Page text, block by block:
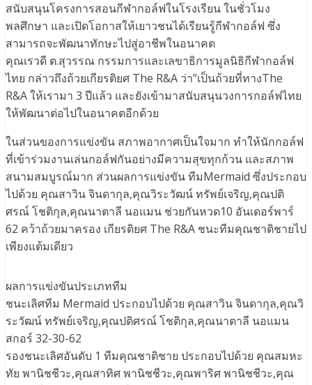
สนับสนุนโครงการสอนกีฬากอล์ฟในโรงเรียน ในชั่วโมง
พลศึกษา และเปิดโอกาสให้เยาวชนได้เรียนรู้กีฬากอล์ฟ ซึ่ง
สามารถจะพัฒนาทักษะไปสู่อาชีพในอนาคต
คุณเรวดี ต.สุวรรณ กรรมการและเลขาธิการมูลนิธิกีฬากอล์ฟ
ไทย กล่าวถึงถ้วยเกียรติยศ The R&A ว่า”เป็นถ้วยที่ทางThe
R&A ให้เรามา 3 ปีแล้ว และยังเข้ามาสนับสนุนวงการกอล์ฟไทย
ให้พัฒนาต่อไปในอนาคตอีกด้วย
ในส่วนของการแข่งขัน สภาพอากาศเป็นใจมาก ทำให้นักกอล์ฟ
ที่เข้าร่วมงานเล่นกอล์ฟกันอย่างมีความสุขทุกก้วน และสภาพ
สนามสมบูรณ์มาก ส่วนผลการแข่งขัน ทีมMermaid ซึ่งประกอบ
ไปด้วย คุณสาวิน จินดากุล,คุณวิระวัฒน์ ทรัพย์เจริญ,คุณปติ
ศรณ์ โชติกุล,คุณนาตาลี นอแมน ช่วยกันหวด10 อันเดอร์พาร์
62 คว้าถ้วยมาครอง เกียรติยศ The R&A ชนะทีมคุณชาติชายไป
เพียงแต้มเดียว
ผลการแข่งขันประเภททีม
ชนะเลิศทีม Mermaid ประกอบไปด้วย คุณสาวิน จินดากุล,คุณวิ
ระวัฒน์ ทรัพย์เจริญ,คุณปติศรณ์ โชติกุล,คุณนาตาลี นอแมน
สกอร์ 32-30-62
รองชนะเลิศอันดับ 1 ทีมคุณชาติชาย ประกอบไปด้วย คุณสมหะ
ทัย พานิชชีวะ,คุณสาทิศ พานิชชีวะ,คุณพาริศ พานิชชีวะ,คุณ